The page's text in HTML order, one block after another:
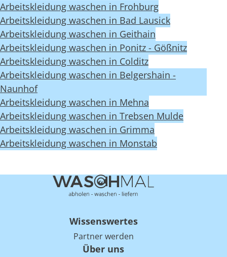
Arbeitskleidung waschen in Frohburg
Arbeitskleidung waschen in Bad Lausick
Arbeitskleidung waschen in Geithain
Arbeitskleidung waschen in Ponitz - Gößnitz
Arbeitskleidung waschen in Colditz
Arbeitskleidung waschen in Belgershain -
Naunhof
Arbeitskleidung waschen in Mehna
Arbeitskleidung waschen in Trebsen Mulde
Arbeitskleidung waschen in Grimma
Arbeitskleidung waschen in Monstab
Wissenswertes
Partner werden
Über uns